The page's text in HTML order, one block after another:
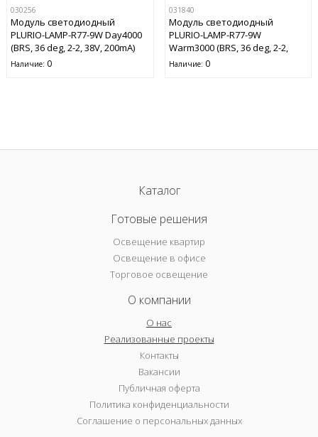
030256
Модуль светодиодный
PLURIO-LAMP-R77-9W Day4000
(BRS, 36 deg, 2-2, 38V, 200mA)
(Arlight, Металл)
Наличие: 0
031840
Модуль светодиодный
PLURIO-LAMP-R77-9W
Warm3000 (BRS, 36 deg, 2-2,
38V, 200mA) (Arlight, Металл)
Наличие: 0
Каталог
Готовые решения
Освещение квартир
Освещение в офисе
Торговое освещение
О компании
О нас
Реализованные проекты
Контакты
Вакансии
Публичная оферта
Политика конфиденциальности
Соглашение о персональных данных